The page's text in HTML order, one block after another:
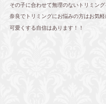
その子に合わせて無理のないトリミング
奈良でトリミングにお悩みの方はお気軽
可愛くする自信はあります！！